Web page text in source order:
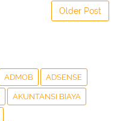
Older Post
ADMOB ADSENSE
AKUNTANSI BIAYA